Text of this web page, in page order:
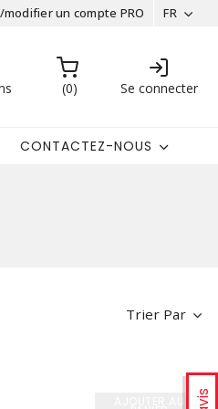
un compte PRO FR
0 Se connecter
CONTACTEZ-NOUS
Trier Par